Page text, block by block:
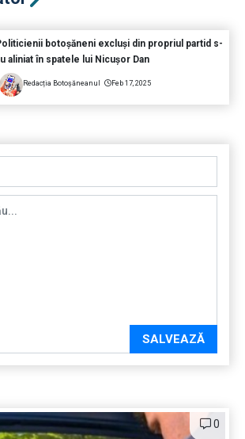
botoșăneni excluși din propriul partid s-
aliniat în spatele lui Nicușor Dan
Redacția Botoșăneanul Feb 17, 2025
SALVEAZĂ
0